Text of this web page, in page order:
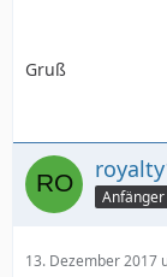
Gruß
Anfänger
13. Dezember 2017